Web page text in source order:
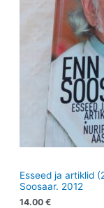
Esseed ja artiklid
Soosaar. 2012
14.00 €